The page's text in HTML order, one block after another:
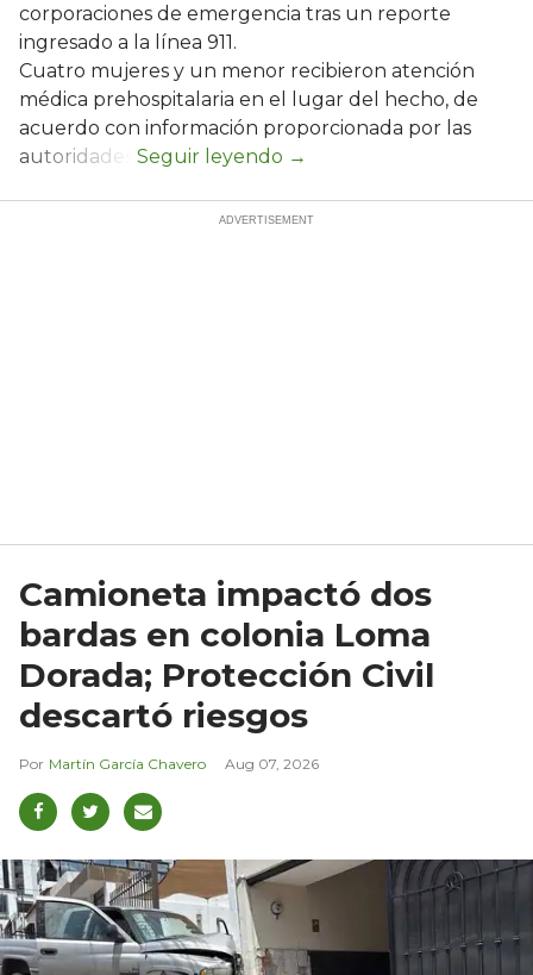
corporaciones de emergencia tras un reporte
ingresado a la línea 911.
Cuatro mujeres y un menor recibieron atención
médica prehospitalaria en el lugar del hecho, de
acuerdo con información proporcionada por las
autoridades.
Camioneta impactó dos
bardas en colonia Loma
Dorada; Protección Civil
descartó riesgos
Martín García Chavero Aug 07, 2026